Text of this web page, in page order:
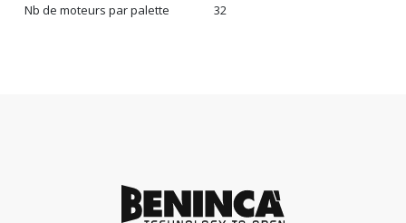
Nb de moteurs par palette 32